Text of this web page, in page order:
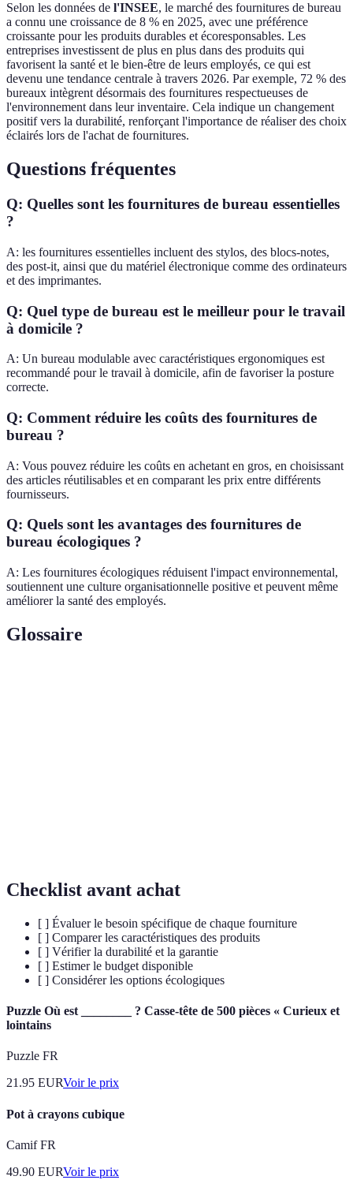
Selon les données de l'INSEE, le marché des fournitures de bureau
a connu une croissance de 8 % en 2025, avec une préférence
croissante pour les produits durables et écoresponsables. Les
entreprises investissent de plus en plus dans des produits qui
favorisent la santé et le bien-être de leurs employés, ce qui est
devenu une tendance centrale à travers 2026. Par exemple, 72 % des
bureaux intègrent désormais des fournitures respectueuses de
l'environnement dans leur inventaire. Cela indique un changement
positif vers la durabilité, renforçant l'importance de réaliser des choix
éclairés lors de l'achat de fournitures.
Questions fréquentes
Q: Quelles sont les fournitures de bureau essentielles
?
A: les fournitures essentielles incluent des stylos, des blocs-notes,
des post-it, ainsi que du matériel électronique comme des ordinateurs
et des imprimantes.
Q: Quel type de bureau est le meilleur pour le travail
à domicile ?
A: Un bureau modulable avec caractéristiques ergonomiques est
recommandé pour le travail à domicile, afin de favoriser la posture
correcte.
Q: Comment réduire les coûts des fournitures de
bureau ?
A: Vous pouvez réduire les coûts en achetant en gros, en choisissant
des articles réutilisables et en comparant les prix entre différents
fournisseurs.
Q: Quels sont les avantages des fournitures de
bureau écologiques ?
A: Les fournitures écologiques réduisent l'impact environnemental,
soutiennent une culture organisationnelle positive et peuvent même
améliorer la santé des employés.
Glossaire
Checklist avant achat
[ ] Évaluer le besoin spécifique de chaque fourniture
[ ] Comparer les caractéristiques des produits
[ ] Vérifier la durabilité et la garantie
[ ] Estimer le budget disponible
[ ] Considérer les options écologiques
Puzzle Où est ________ ? Casse-tête de 500 pièces « Curieux et
lointains
Puzzle FR
21.95 EURVoir le prix
Pot à crayons cubique
Camif FR
49.90 EURVoir le prix